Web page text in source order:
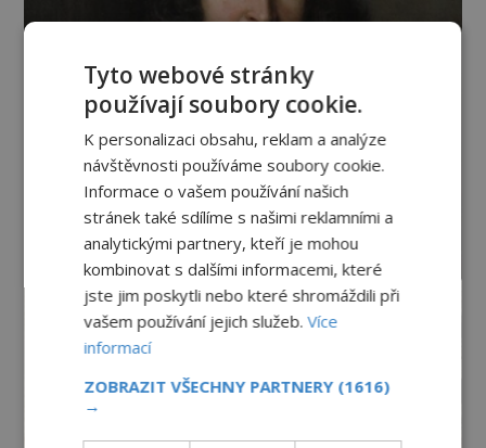
Tyto webové stránky
používají soubory cookie.
K personalizaci obsahu, reklam a analýze
návštěvnosti používáme soubory cookie.
Informace o vašem používání našich
stránek také sdílíme s našimi reklamními a
analytickými partnery, kteří je mohou
kombinovat s dalšími informacemi, které
jste jim poskytli nebo které shromáždili při
vašem používání jejich služeb.Více
informací
ZOBRAZIT VŠECHNY PARTNERY (1616)
→